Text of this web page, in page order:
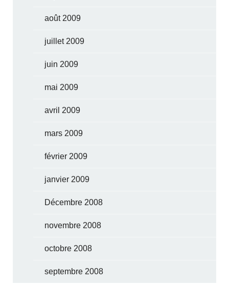
août 2009
juillet 2009
juin 2009
mai 2009
avril 2009
mars 2009
février 2009
janvier 2009
Décembre 2008
novembre 2008
octobre 2008
septembre 2008